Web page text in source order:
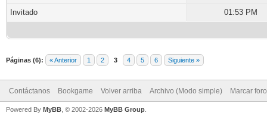
Invitado
01:53 PM
Páginas (6): « Anterior 1 2 3 4 5 6 Siguiente »
Contáctanos Bookgame Volver arriba Archivo (Modo simple) Marcar
Powered By MyBB , © 2002-2026 MyBB Group